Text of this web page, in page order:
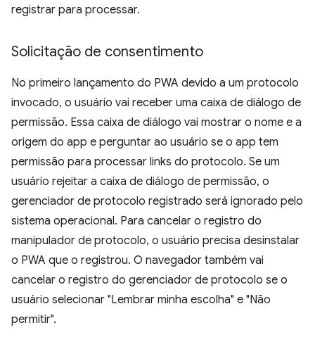
registrar para processar.
Solicitação de consentimento
No primeiro lançamento do PWA devido a um protocolo
invocado, o usuário vai receber uma caixa de diálogo de
permissão. Essa caixa de diálogo vai mostrar o nome e a
origem do app e perguntar ao usuário se o app tem
permissão para processar links do protocolo. Se um
usuário rejeitar a caixa de diálogo de permissão, o
gerenciador de protocolo registrado será ignorado pelo
sistema operacional. Para cancelar o registro do
manipulador de protocolo, o usuário precisa desinstalar
o PWA que o registrou. O navegador também vai
cancelar o registro do gerenciador de protocolo se o
usuário selecionar "Lembrar minha escolha" e "Não
permitir".